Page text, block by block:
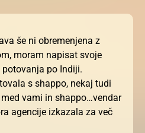
še ni obremenjena z
moram napisat svoje
potovanja po Indiji.
s shappo, nekaj tudi
vami in shappo…vendar
agencije izkazala za več